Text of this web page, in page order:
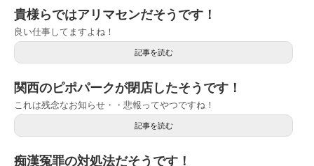
貴様らではアリマセンだそうです！
良い仕事してますよね！
記事を読む
関西のピポパークが閉店したそうです！
これは残念なお知らせ・・悲報ってやつですね！
記事を読む
痴漢冤罪の対処法だそうです！